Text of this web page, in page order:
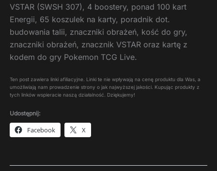
VSTAR (SWSH 307), 4 boostery, ponad 100 kart
Energii, 65 koszulek na karty, poradnik dot.
budowania talii, znaczniki obrażeń, kość do gry,
znaczniki obrażeń, znacznik VSTAR oraz kartę z
kodem do gry Pokemon TCG Live.
Ten post zawiera linki afiliacyjne. Linki te nie wpływają na cenę produktu dla Was, a
umożliwiają nam prowadzenie strony o jak najwyższej jakości. Kupując produkty z
tych linków wspieracie naszą działalność. Dziękujemy!
Udostępnij:
Facebook X